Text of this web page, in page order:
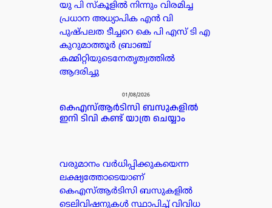
യു പി സ്കൂളിൽ നിന്നും വിരമിച്ച
പ്രധാന അധ്യാപിക എൻ വി
പുഷ്പലത ടീച്ചറെ കെ പി എസ് ടി എ
കുറുമാത്തൂർ ബ്രാഞ്ച്
കമ്മിറ്റിയുടെനേതൃത്വത്തിൽ
ആദരിച്ചു
01/08/2026
കെഎസ്ആർടിസി ബസുകളിൽ
ഇനി ടിവി കണ്ട് യാത്ര ചെയ്യാം
വരുമാനം വർധിപ്പിക്കുകയെന്ന
ലക്ഷ്യത്തോടെയാണ്
കെഎസ്ആർടിസി ബസുകളിൽ
ടെലിവിഷനുകൾ സ്ഥാപിച്ച് വിവിധ